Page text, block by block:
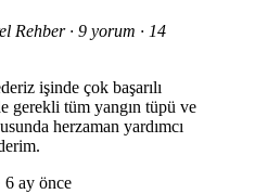
Rehber · 9 yorum · 14
işinde çok başarılı
gerekli tüm yangın tüpü ve
herzaman yardımcı
6 ay önce